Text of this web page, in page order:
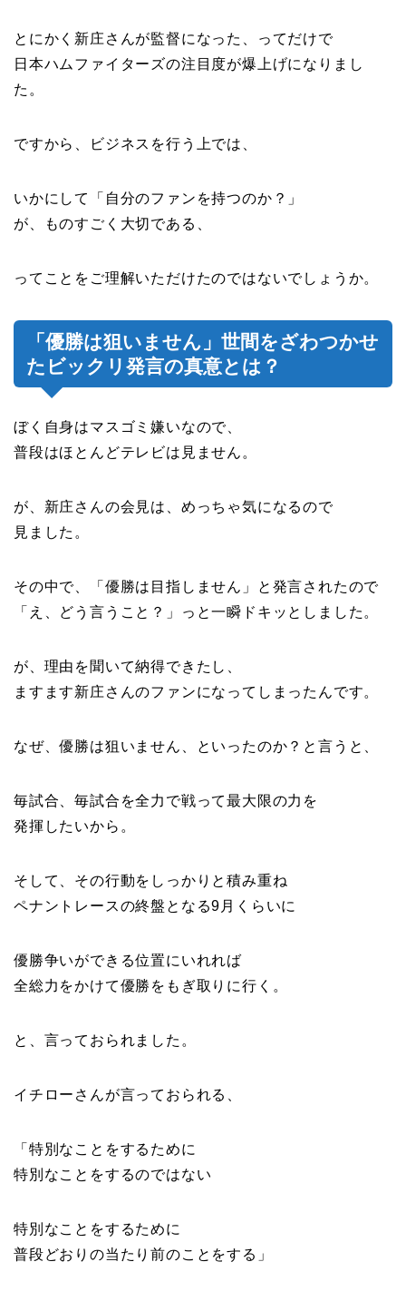
とにかく新庄さんが監督になった、ってだけで
日本ハムファイターズの注目度が爆上げになりまし
た。
ですから、ビジネスを行う上では、
いかにして「自分のファンを持つのか？」
が、ものすごく大切である、
ってことをご理解いただけたのではないでしょうか。
「優勝は狙いません」世間をざわつかせ
たビックリ発言の真意とは？
ぼく自身はマスゴミ嫌いなので、
普段はほとんどテレビは見ません。
が、新庄さんの会見は、めっちゃ気になるので
見ました。
その中で、「優勝は目指しません」と発言されたので
「え、どう言うこと？」っと一瞬ドキッとしました。
が、理由を聞いて納得できたし、
ますます新庄さんのファンになってしまったんです。
なぜ、優勝は狙いません、といったのか？と言うと、
毎試合、毎試合を全力で戦って最大限の力を
発揮したいから。
そして、その行動をしっかりと積み重ね
ペナントレースの終盤となる9月くらいに
優勝争いができる位置にいれれば
全総力をかけて優勝をもぎ取りに行く。
と、言っておられました。
イチローさんが言っておられる、
「特別なことをするために
特別なことをするのではない
特別なことをするために
普段どおりの当たり前のことをする」